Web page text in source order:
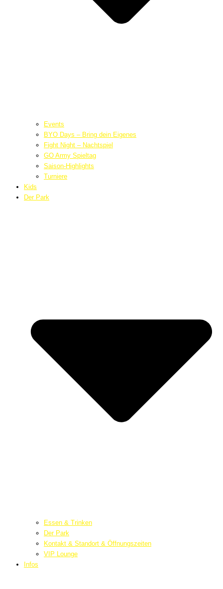
Events
BYO Days – Bring dein Eigenes
Fight Night – Nachtspiel
GO Army Spieltag
Saison-Highlights
Turniere
Kids
Der Park
Essen & Trinken
Der Park
Kontakt & Standort & Öffnungszeiten
VIP Lounge
Infos